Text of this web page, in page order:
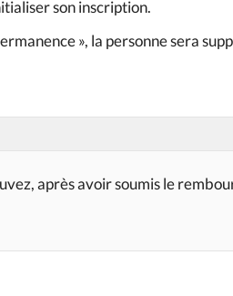
son inscription.
», la personne sera
après avoir soumis le